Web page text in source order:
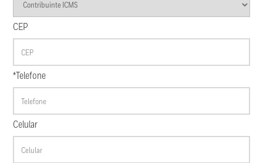
CEP
*Telefone
Celular